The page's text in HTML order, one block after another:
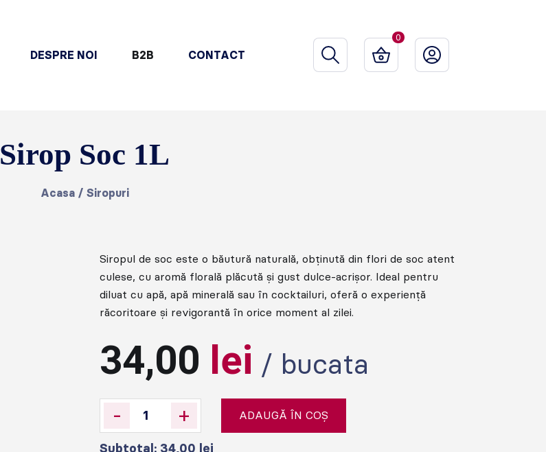
DESPRE NOI B2B CONTACT
0
Sirop Soc 1L
Acasa/ Siropuri
Siropul de soc este o băutură naturală, obținută din flori de soc atent
culese, cu aromă florală plăcută și gust dulce-acrișor. Ideal pentru
diluat cu apă, apă minerală sau în cocktailuri, oferă o experiență
răcoritoare și revigorantă în orice moment al zilei.
34,00 lei / bucata
- + ADAUGĂ ÎN COȘ
Subtotal: 34,00 lei